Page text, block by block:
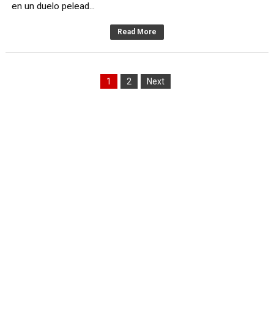
en un duelo pelead...
Read More
1 2 Next